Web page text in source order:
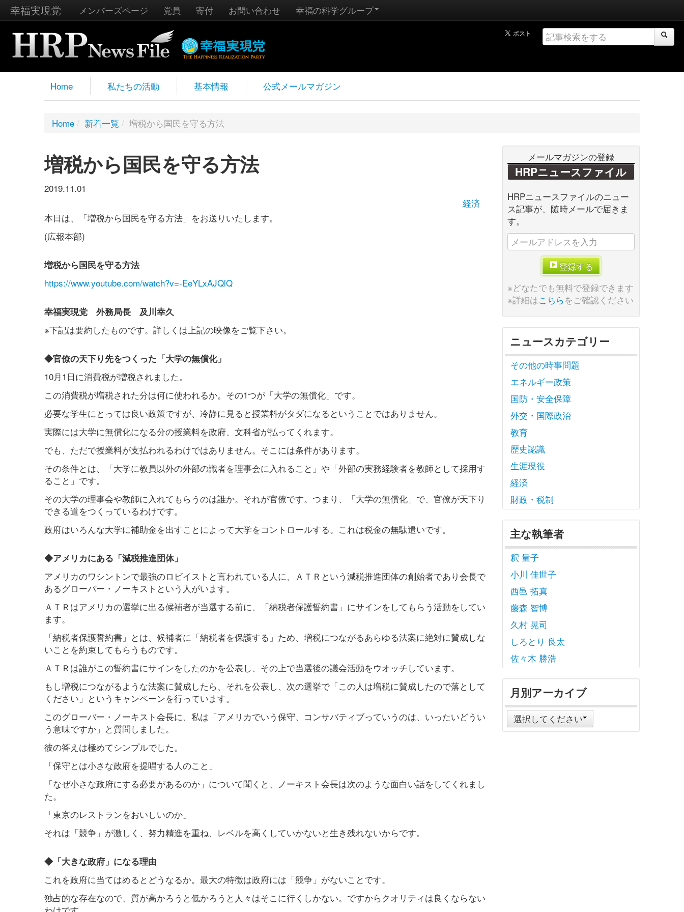
幸福実現党 メンバーズページ 党員 寄付 お問い合わせ 幸福の科学グループ
Home 私たちの活動 基本情報 公式メールマガジン
Home / 新着一覧 / 増税から国民を守る方法
増税から国民を守る方法
2019.11.01
経済
本日は、「増税から国民を守る方法」をお送りいたします。
(広報本部)
増税から国民を守る方法
https://www.youtube.com/watch?v=-EeYLxAJQlQ
幸福実現党 外務局長 及川幸久
※下記は要約したものです。詳しくは上記の映像をご覧下さい。
◆官僚の天下り先をつくった「大学の無償化」
10月1日に消費税が増税されました。
この消費税が増税された分は何に使われるか。その1つが「大学の無償化」です。
必要な学生にとっては良い政策ですが、冷静に見ると授業料がタダになるということではありません。
実際には大学に無償化になる分の授業料を政府、文科省が払ってくれます。
でも、ただで授業料が支払われるわけではありません。そこには条件があります。
その条件とは、「大学に教員以外の外部の識者を理事会に入れること」や「外部の実務経験者を教師として採用す
ること」です。
その大学の理事会や教師に入れてもらうのは誰か。それが官僚です。つまり、「大学の無償化」で、官僚が天下り
できる道をつくっているわけです。
政府はいろんな大学に補助金を出すことによって大学をコントロールする。これは税金の無駄遣いです。
◆アメリカにある「減税推進団体」
アメリカのワシントンで最強のロビイストと言われている人に、ＡＴＲという減税推進団体の創始者であり会長で
あるグローバー・ノーキストという人がいます。
ＡＴＲはアメリカの選挙に出る候補者が当選する前に、「納税者保護誓約書」にサインをしてもらう活動をしてい
ます。
「納税者保護誓約書」とは、候補者に「納税者を保護する」ため、増税につながるあらゆる法案に絶対に賛成しな
いことを約束してもらうものです。
ＡＴＲは誰がこの誓約書にサインをしたのかを公表し、その上で当選後の議会活動をウオッチしています。
もし増税につながるような法案に賛成したら、それを公表し、次の選挙で「この人は増税に賛成したので落として
ください」というキャンペーンを行っています。
このグローバー・ノーキスト会長に、私は「アメリカでいう保守、コンサバティブっていうのは、いったいどうい
う意味ですか」と質問しました。
彼の答えは極めてシンプルでした。
「保守とは小さな政府を提唱する人のこと」
「なぜ小さな政府にする必要があるのか」について聞くと、ノーキスト会長は次のような面白い話をしてくれまし
た。
「東京のレストランをおいしいのか」
それは「競争」が激しく、努力精進を重ね、レベルを高くしていかないと生き残れないからです。
◆「大きな政府」になる理由
これを政府に当てはめるとどうなるか。最大の特徴は政府には「競争」がないことです。
独占的な存在なので、質が高かろうと低かろうと人々はそこに行くしかない。ですからクオリティは良くならない
メールマガジンの登録
HRPニュースファイル
HRPニュースファイルのニュー
ス記事が、随時メールで届きま
す。
登録する
※どなたでも無料で登録できます
※詳細はこちらをご確認ください
ニュースカテゴリー
その他の時事問題
エネルギー政策
国防・安全保障
外交・国際政治
教育
歴史認識
生涯現役
経済
財政・税制
主な執筆者
釈 量子
小川 佳世子
西邑 拓真
藤森 智博
久村 晃司
しろとり 良太
佐々木 勝浩
月別アーカイブ
選択してください